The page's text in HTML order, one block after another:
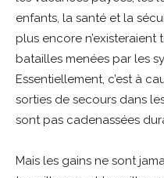
enfants, la santé et la
plus encore n’existeraient
batailles menées par les
Essentiellement, c’est à
sorties de secours dans
sont pas cadenassées
Mais les gains ne sont